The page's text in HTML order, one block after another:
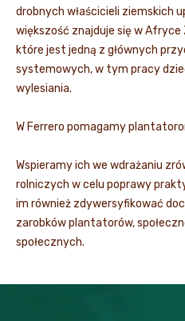
drobnych właścicieli ziemskich
większość znajduje się w
które jest jedną z głównych
systemowych, w tym pracy
wylesiania.
W Ferrero pomagamy
Wspieramy ich we wdrażaniu
rolniczych w celu poprawy
im również zdywersyfikować
zarobków plantatorów,
społecznych.